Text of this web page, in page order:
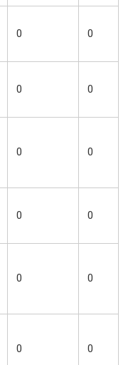
0 0
0 0
0 0
0 0
0 0
0 0